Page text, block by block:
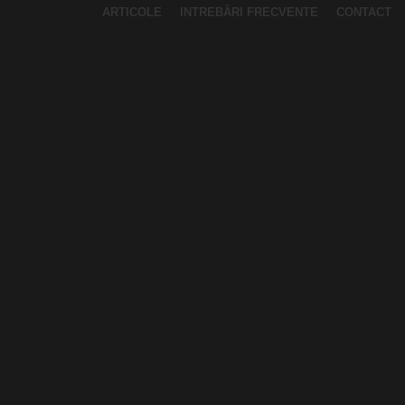
ARTICOLE INTREBĂRI FRECVENTE CONTACT